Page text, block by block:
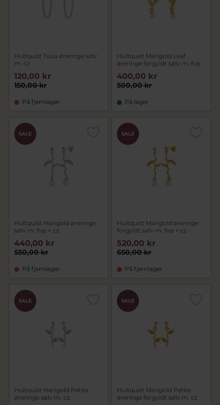
Hultquist Tuva øreringe sølv
m. cz
150,00 kr
120,00 kr
På fjernlager
Hultquist Marigold Leaf
øreringe forgyldt sølv m. fvp
500,00 kr
400,00 kr
På lager
SALE
Hultquist Marigold øreringe
sølv m. fvp + cz
550,00 kr
440,00 kr
På fjernlager
SALE
Hultquist Marigold øreringe
forgyldt sølv m. fvp + cz
650,00 kr
520,00 kr
På fjernlager
SALE
Hultquist Marigold Petite
øreringe sølv m. cz
SALE
Hultquist Marigold Petite
øreringe forgyldt sølv m. cz